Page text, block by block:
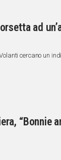
ad
cercano un
“Bonnie